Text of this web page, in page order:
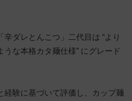
ダレとんこつ」二代目は “より
な本格カタ麺仕様” にグレード
経験に基づいて評価し、カップ麺